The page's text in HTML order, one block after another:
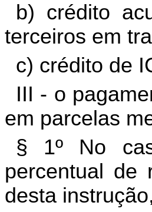
b) crédito
terceiros em
c) crédito de
III - o
em parcelas
§ 1º No
percentual de
desta